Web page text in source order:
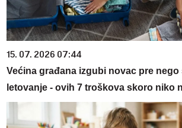
15. 07. 2026 07:44
Većina građana izgubi novac pre
letovanje - ovih 7 troškova skoro niko